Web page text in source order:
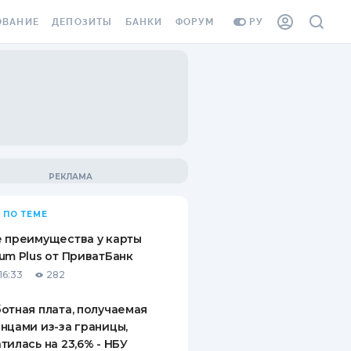
РУ
ВИНЬЕТКА
СОТРУДНИКОВ
ОТ
СЛУЧАЕВ
ДЕПОЗИТЫ
ВОПРОСЫ И ОТВЕТЫ
ПУТЕВОДИТЕЛИ ПО
БАНКИ ФОРУМ
ПО ТЕМЕ
преимущества у карты
Plus от ПриватБанк
282
плата, получаемая
из-за границы,
на 23,6% - НБУ